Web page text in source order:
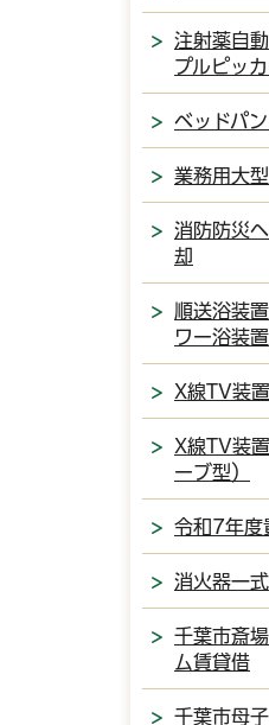
注射薬自
プルピッカ
ベッドパ
業務用大
消防防災
却
順送浴装
ワー浴装置
X線TV装
X線TV装
ーブ型）
令和7年度
消火器一式
千葉市斎
ム賃貸借
千葉市母